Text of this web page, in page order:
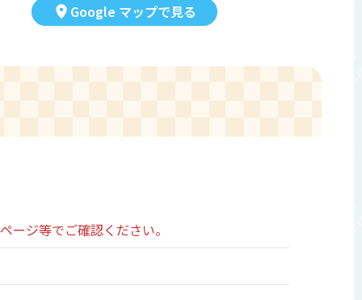
Google マップで見る
ジ等でご確認ください。